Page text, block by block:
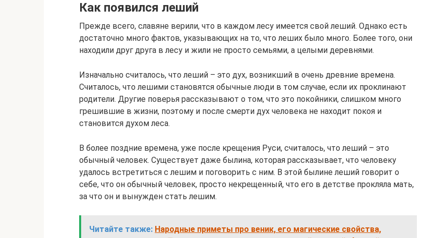
Как появился леший
Прежде всего, славяне верили, что в каждом лесу имеется свой леший. Однако есть
достаточно много фактов, указывающих на то, что леших было много. Более того, они
находили друг друга в лесу и жили не просто семьями, а целыми деревнями.
Изначально считалось, что леший – это дух, возникший в очень древние времена.
Считалось, что лешими становятся обычные люди в том случае, если их проклинают
родители. Другие поверья рассказывают о том, что это покойники, слишком много
грешившие в жизни, поэтому и после смерти дух человека не находит покоя и
становится духом леса.
В более поздние времена, уже после крещения Руси, считалось, что леший – это
обычный человек. Существует даже былина, которая рассказывает, что человеку
удалось встретиться с лешим и поговорить с ним. В этой былине леший говорит о
себе, что он обычный человек, просто некрещенный, что его в детстве прокляла мать,
за что он и вынужден стать лешим.
Читайте также: Народные приметы про веник, его магические свойства,